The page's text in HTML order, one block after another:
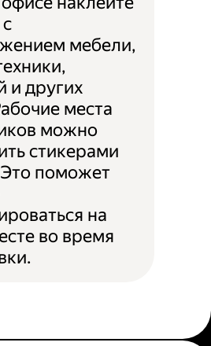
мебели,
и других
места
можно
стикерами
поможет
на
во время